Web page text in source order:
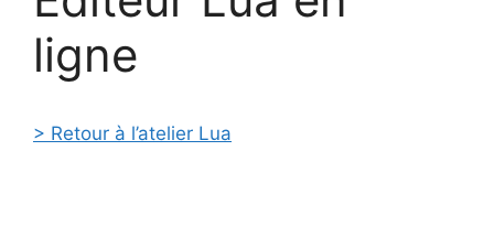
ligne
> Retour à l’atelier Lua